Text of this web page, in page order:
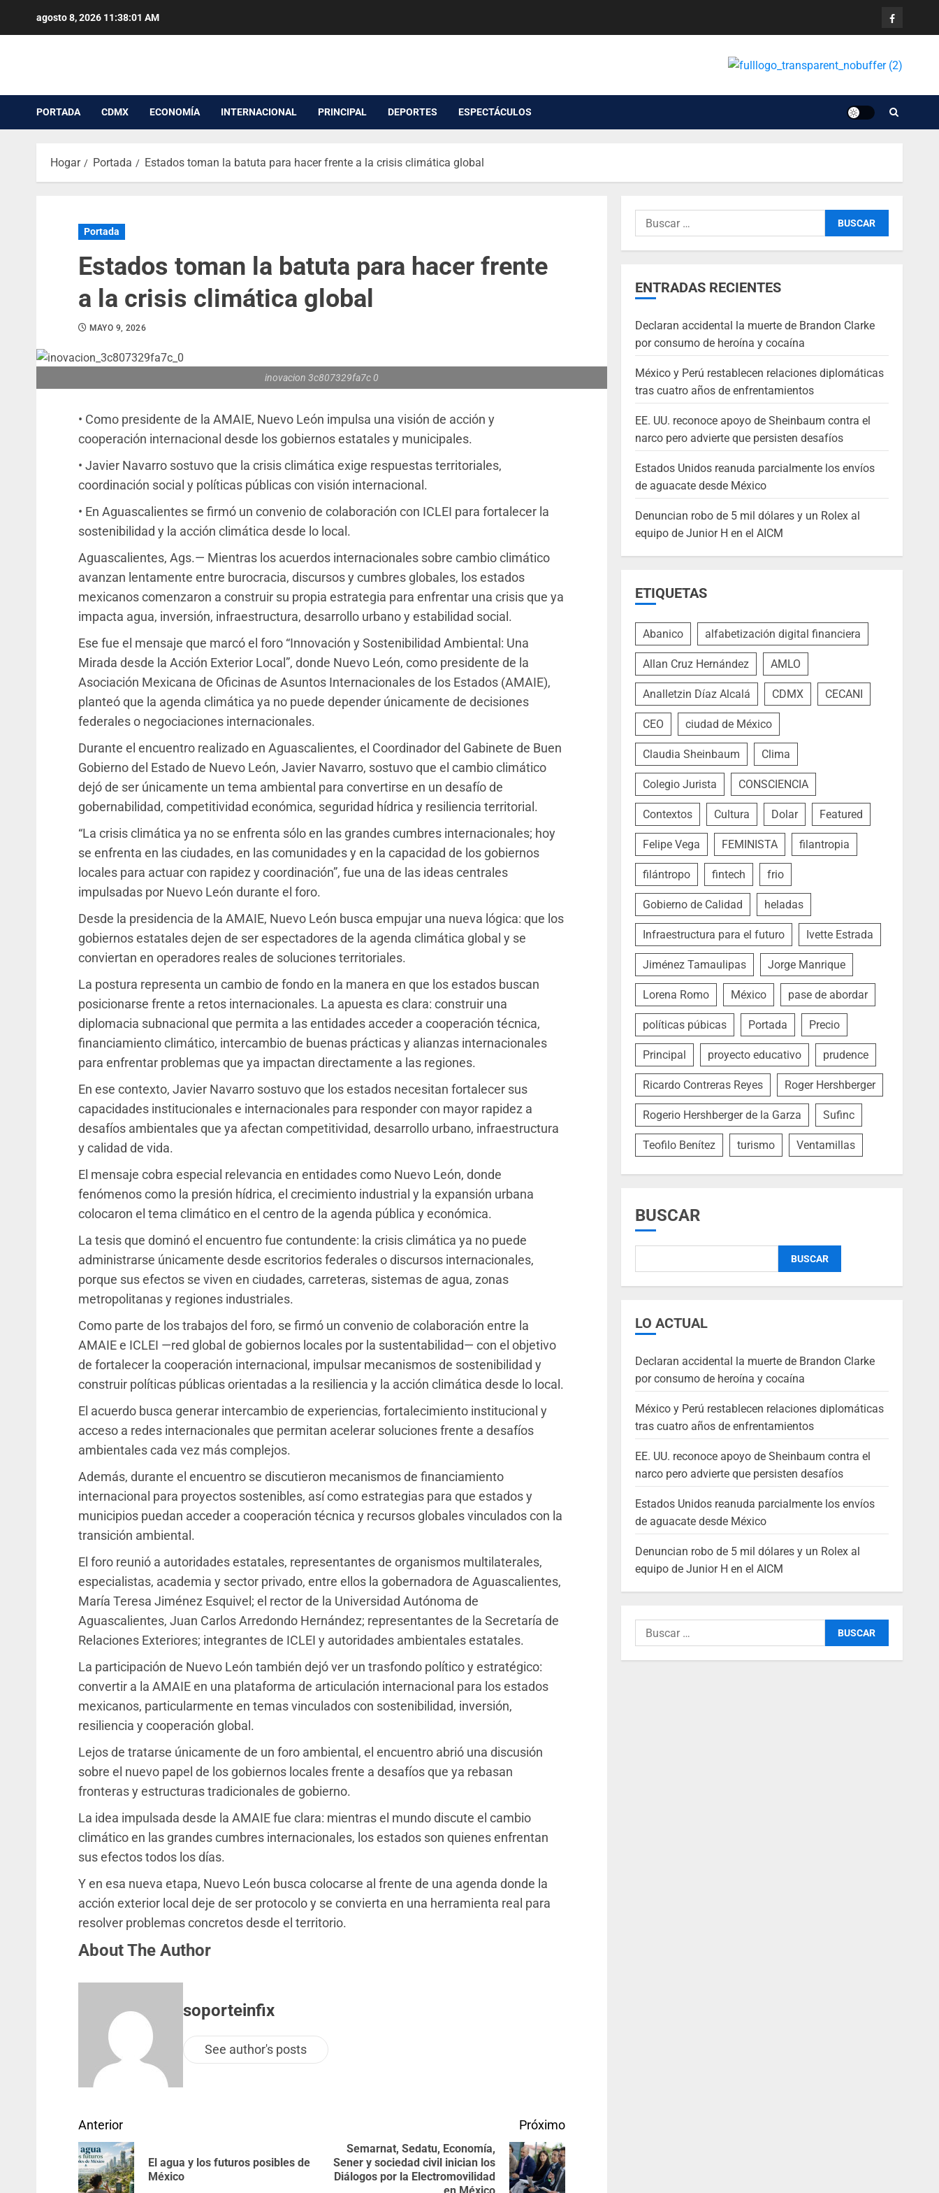
agosto 8, 2026 11:38:02 AM
PORTADA CDMX ECONOMÍA INTERNACIONAL PRINCIPAL DEPORTES ESPECTÁCULOS
Hogar Portada Estados toman la batuta para hacer frente a la crisis climática global
Portada
Estados toman la batuta para hacer frente
a la crisis climática global
MAYO 9, 2026
inovacion 3c807329fa7c 0
• Como presidente de la AMAIE, Nuevo León impulsa una visión de acción y
cooperación internacional desde los gobiernos estatales y municipales.
• Javier Navarro sostuvo que la crisis climática exige respuestas territoriales,
coordinación social y políticas públicas con visión internacional.
• En Aguascalientes se firmó un convenio de colaboración con ICLEI para fortalecer la
sostenibilidad y la acción climática desde lo local.
Aguascalientes, Ags.— Mientras los acuerdos internacionales sobre cambio climático
avanzan lentamente entre burocracia, discursos y cumbres globales, los estados
mexicanos comenzaron a construir su propia estrategia para enfrentar una crisis que ya
impacta agua, inversión, infraestructura, desarrollo urbano y estabilidad social.
Ese fue el mensaje que marcó el foro “Innovación y Sostenibilidad Ambiental: Una
Mirada desde la Acción Exterior Local”, donde Nuevo León, como presidente de la
Asociación Mexicana de Oficinas de Asuntos Internacionales de los Estados (AMAIE),
planteó que la agenda climática ya no puede depender únicamente de decisiones
federales o negociaciones internacionales.
Durante el encuentro realizado en Aguascalientes, el Coordinador del Gabinete de Buen
Gobierno del Estado de Nuevo León, Javier Navarro, sostuvo que el cambio climático
dejó de ser únicamente un tema ambiental para convertirse en un desafío de
gobernabilidad, competitividad económica, seguridad hídrica y resiliencia territorial.
“La crisis climática ya no se enfrenta sólo en las grandes cumbres internacionales; hoy
se enfrenta en las ciudades, en las comunidades y en la capacidad de los gobiernos
locales para actuar con rapidez y coordinación”, fue una de las ideas centrales
impulsadas por Nuevo León durante el foro.
Desde la presidencia de la AMAIE, Nuevo León busca empujar una nueva lógica: que los
gobiernos estatales dejen de ser espectadores de la agenda climática global y se
conviertan en operadores reales de soluciones territoriales.
La postura representa un cambio de fondo en la manera en que los estados buscan
posicionarse frente a retos internacionales. La apuesta es clara: construir una
diplomacia subnacional que permita a las entidades acceder a cooperación técnica,
financiamiento climático, intercambio de buenas prácticas y alianzas internacionales
para enfrentar problemas que ya impactan directamente a las regiones.
En ese contexto, Javier Navarro sostuvo que los estados necesitan fortalecer sus
capacidades institucionales e internacionales para responder con mayor rapidez a
desafíos ambientales que ya afectan competitividad, desarrollo urbano, infraestructura
y calidad de vida.
El mensaje cobra especial relevancia en entidades como Nuevo León, donde
fenómenos como la presión hídrica, el crecimiento industrial y la expansión urbana
colocaron el tema climático en el centro de la agenda pública y económica.
La tesis que dominó el encuentro fue contundente: la crisis climática ya no puede
administrarse únicamente desde escritorios federales o discursos internacionales,
porque sus efectos se viven en ciudades, carreteras, sistemas de agua, zonas
metropolitanas y regiones industriales.
Como parte de los trabajos del foro, se firmó un convenio de colaboración entre la
AMAIE e ICLEI —red global de gobiernos locales por la sustentabilidad— con el objetivo
de fortalecer la cooperación internacional, impulsar mecanismos de sostenibilidad y
construir políticas públicas orientadas a la resiliencia y la acción climática desde lo local.
El acuerdo busca generar intercambio de experiencias, fortalecimiento institucional y
acceso a redes internacionales que permitan acelerar soluciones frente a desafíos
ambientales cada vez más complejos.
Además, durante el encuentro se discutieron mecanismos de financiamiento
internacional para proyectos sostenibles, así como estrategias para que estados y
municipios puedan acceder a cooperación técnica y recursos globales vinculados con la
transición ambiental.
El foro reunió a autoridades estatales, representantes de organismos multilaterales,
especialistas, academia y sector privado, entre ellos la gobernadora de Aguascalientes,
María Teresa Jiménez Esquivel; el rector de la Universidad Autónoma de
Aguascalientes, Juan Carlos Arredondo Hernández; representantes de la Secretaría de
Relaciones Exteriores; integrantes de ICLEI y autoridades ambientales estatales.
La participación de Nuevo León también dejó ver un trasfondo político y estratégico:
convertir a la AMAIE en una plataforma de articulación internacional para los estados
mexicanos, particularmente en temas vinculados con sostenibilidad, inversión,
resiliencia y cooperación global.
Lejos de tratarse únicamente de un foro ambiental, el encuentro abrió una discusión
sobre el nuevo papel de los gobiernos locales frente a desafíos que ya rebasan
fronteras y estructuras tradicionales de gobierno.
La idea impulsada desde la AMAIE fue clara: mientras el mundo discute el cambio
climático en las grandes cumbres internacionales, los estados son quienes enfrentan
sus efectos todos los días.
Y en esa nueva etapa, Nuevo León busca colocarse al frente de una agenda donde la
acción exterior local deje de ser protocolo y se convierta en una herramienta real para
resolver problemas concretos desde el territorio.
About The Author
soporteinfix
See author's posts
Anterior
El agua y los futuros posibles de
México
Próximo
Semarnat, Sedatu, Economía,
Sener y sociedad civil inician los
Diálogos por la Electromovilidad
ENTRADAS RECIENTES
Declaran accidental la muerte de Brandon Clarke
por consumo de heroína y cocaína
México y Perú restablecen relaciones diplomáticas
tras cuatro años de enfrentamientos
EE. UU. reconoce apoyo de Sheinbaum contra el
narco pero advierte que persisten desafíos
Estados Unidos reanuda parcialmente los envíos
de aguacate desde México
Denuncian robo de 5 mil dólares y un Rolex al
equipo de Junior H en el AICM
ETIQUETAS
Abanico alfabetización digital financiera
Allan Cruz Hernández AMLO
Analletzin Díaz Alcalá CDMX CECANI
CEO ciudad de México
Claudia Sheinbaum Clima
Colegio Jurista CONSCIENCIA
Contextos Cultura Dolar Featured
Felipe Vega FEMINISTA filantropia
filántropo fintech frio
Gobierno de Calidad heladas
Infraestructura para el futuro Ivette Estrada
Jiménez Tamaulipas Jorge Manrique
Lorena Romo México pase de abordar
políticas púbicas Portada Precio
Principal proyecto educativo prudence
Ricardo Contreras Reyes Roger Hershberger
Rogerio Hershberger de la Garza Sufinc
Teofilo Benítez turismo Ventamillas
BUSCAR
BUSCAR
LO ACTUAL
Declaran accidental la muerte de Brandon Clarke
por consumo de heroína y cocaína
México y Perú restablecen relaciones diplomáticas
tras cuatro años de enfrentamientos
EE. UU. reconoce apoyo de Sheinbaum contra el
narco pero advierte que persisten desafíos
Estados Unidos reanuda parcialmente los envíos
de aguacate desde México
Denuncian robo de 5 mil dólares y un Rolex al
equipo de Junior H en el AICM